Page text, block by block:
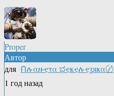
Proper
Автор
для Ոሉαዙҿτα ಭҿҝҿሉҿʓяҝα〄
1 год назад